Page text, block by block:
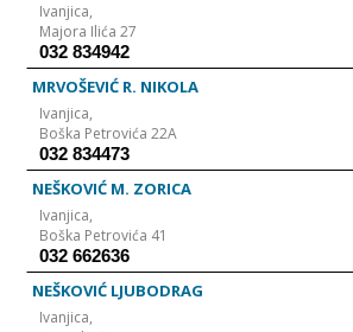
Ivanjica,
Majora Ilića 27
032 834942
MRVOŠEVIĆ R. NIKOLA
Ivanjica,
Boška Petrovića 22A
032 834473
NEŠKOVIĆ M. ZORICA
Ivanjica,
Boška Petrovića 41
032 662636
NEŠKOVIĆ LJUBODRAG
Ivanjica,